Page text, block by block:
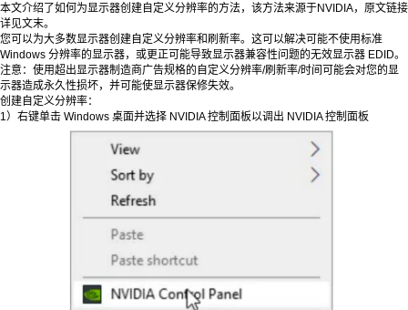
本文介绍了如何为显示器创建自定义分辨率的方法，该方法来源于NVIDIA，原文链接
详见文末。
您可以为大多数显示器创建自定义分辨率和刷新率。这可以解决可能不使用标准
Windows 分辨率的显示器，或更正可能导致显示器兼容性问题的无效显示器 EDID。
注意：使用超出显示器制造商广告规格的自定义分辨率/刷新率/时间可能会对您的显
示器造成永久性损坏，并可能使显示器保修失效。
创建自定义分辨率：
1）右键单击 Windows 桌面并选择 NVIDIA 控制面板以调出 NVIDIA 控制面板